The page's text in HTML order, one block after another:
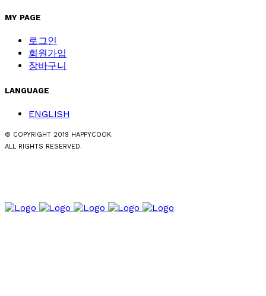
MY PAGE
로그인
회원가입
장바구니
LANGUAGE
ENGLISH
© COPYRIGHT 2019 HAPPYCOOK.
ALL RIGHTS RESERVED.